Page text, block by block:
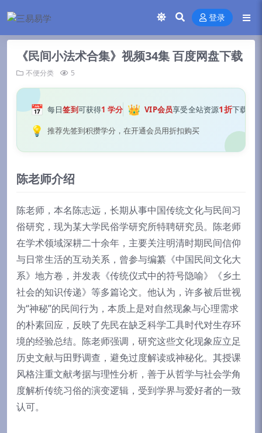
登录
《民间小法术合集》视频34集 百度网盘下载
不便分类 5
📅 每日签到可获得1 学分 👑 VIP会员享受全站资源1折下载
💡 推荐先签到积攒学分，在开通会员用折扣购买
陈老师介绍
陈老师，本名陈志远，长期从事中国传统文化与民间习
俗研究，现为某大学民俗学研究所特聘研究员。陈老师
在学术领域深耕二十余年，主要关注明清时期民间信仰
与日常生活的互动关系，曾参与编纂《中国民间文化大
系》地方卷，并发表《传统仪式中的符号隐喻》《乡土
社会的知识传递》等多篇论文。他认为，许多被后世视
为“神秘”的民间行为，本质上是对自然现象与心理需求
的朴素回应，反映了先民在缺乏科学工具时代对生存环
境的经验总结。陈老师强调，研究这些文化现象应立足
历史文献与田野调查，避免过度解读或神秘化。其授课
风格注重文献考据与理性分析，善于从哲学与社会学角
度解析传统习俗的演变逻辑，受到学界与爱好者的一致
认可。